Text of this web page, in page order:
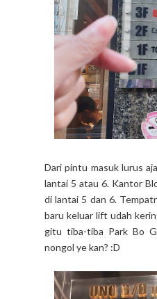
Dari pintu masuk lurus
lantai 5 atau 6. Kantor
di lantai 5 dan 6.
baru keluar lift udah
gitu tiba-tiba Park Bo
nongol ye kan? :D